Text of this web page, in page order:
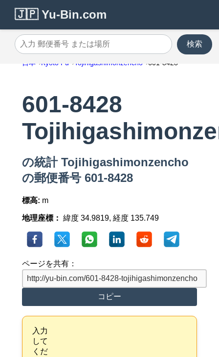
🇯🇵 Yu-Bin.com
入力 郵便番号 または場所
検索
日本 Kyoto Fu Tojihigashimonzencho 601-8428
601-8428
の統計 Tojihigashimonzencho
の郵便番号 601-8428
標高: m
地理座標： 緯度 34.9819, 経度 135.749
ページを共有：
コピー
入力
して
くだ